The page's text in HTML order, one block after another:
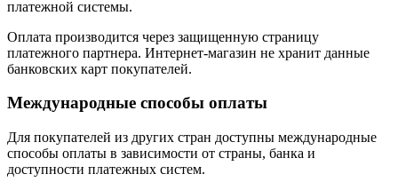
платежной системы.
Оплата производится через защищенную страницу
платежного партнера. Интернет-магазин не хранит данные
банковских карт покупателей.
Международные способы оплаты
Для покупателей из других стран доступны международные
способы оплаты в зависимости от страны, банка и
доступности платежных систем.